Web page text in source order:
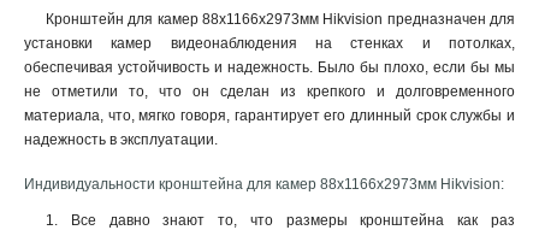
704х84х200мм
127х46х25мм 1
120х122х1735мм 1
210х90мм 1
117х194х4513мм 1
77х77х198мм 1
194х110х50мм
Кронштейн для камер 88х1166х2973мм Hikvision предназначен для
установки камер видеонаблюдения на стенках и потолках,
обеспечивая устойчивость и надежность. Было бы плохо, если бы мы
не отметили то, что он сделан из крепкого и долговременного
материала, что, мягко говоря, гарантирует его длинный срок службы и
надежность в эксплуатации.
Индивидуальности кронштейна для камер 88х1166х2973мм Hikvision:
1. Все давно знают то, что размеры кронштейна как раз